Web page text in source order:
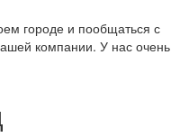
городе и пообщаться с
компании. У нас очень